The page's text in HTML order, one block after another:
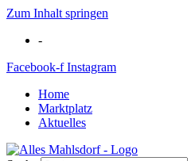
Zum Inhalt springen
-
Facebook-f Instagram
Home
Marktplatz
Aktuelles